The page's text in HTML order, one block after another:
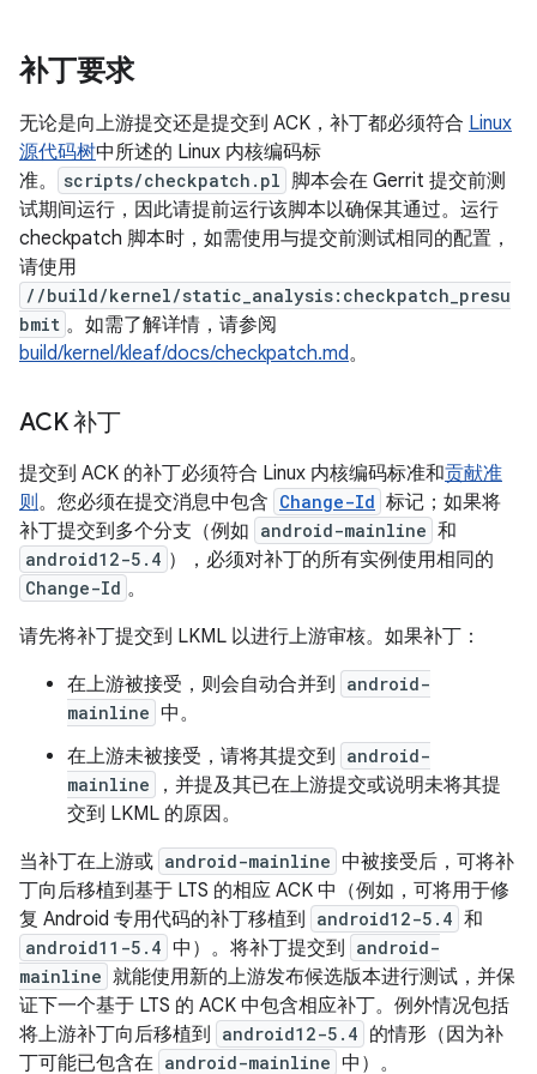
补丁要求
无论是向上游提交还是提交到 ACK，补丁都必须符合 Linux
源代码树中所述的 Linux 内核编码标
准。
scripts/checkpatch.pl 脚本会在 Gerrit 提交前测
试期间运行，因此请提前运行该脚本以确保其通过。运行
checkpatch 脚本时，如需使用与提交前测试相同的配置，
请使用
//build/kernel/static_analysis:checkpatch_presu
bmit 。如需了解详情，请参阅
build/kernel/kleaf/docs/checkpatch.md。
ACK 补丁
提交到 ACK 的补丁必须符合 Linux 内核编码标准和贡献准
则。您必须在提交消息中包含 Change-Id 标记；如果将
补丁提交到多个分支（例如 android-mainline 和
android12-5.4 ），必须对补丁的所有实例使用相同的
Change-Id 。
请先将补丁提交到 LKML 以进行上游审核。如果补丁：
在上游被接受，则会自动合并到
android-
mainline 中。
在上游未被接受，请将其提交到
android-
mainline
，并提及其已在上游提交或说明未将其提
交到 LKML 的原因。
当补丁在上游或 android-mainline 中被接受后，可将补
丁向后移植到基于 LTS 的相应 ACK 中（例如，可将用于修
复 Android 专用代码的补丁移植到
android12-5.4 和
android11-5.4 中）。将补丁提交到
android-
mainline 就能使用新的上游发布候选版本进行测试，并保
证下一个基于 LTS 的 ACK 中包含相应补丁。例外情况包括
将上游补丁向后移植到
android12-5.4 的情形（因为补
丁可能已包含在 android-mainline 中）。